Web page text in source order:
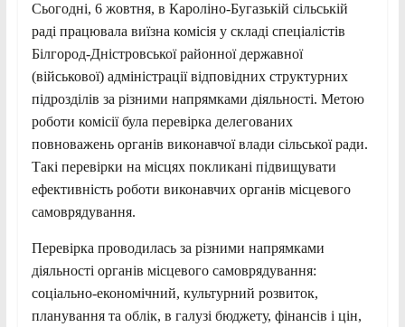
Сьогодні, 6 жовтня, в Кароліно-Бугазькій сільській
раді працювала виїзна комісія у складі спеціалістів
Білгород-Дністровської районної державної
(військової) адміністрації відповідних структурних
підрозділів за різними напрямками діяльності. Метою
роботи комісії була перевірка делегованих
повноважень органів виконавчої влади сільської ради.
Такі перевірки на місцях покликані підвищувати
ефективність роботи виконавчих органів місцевого
самоврядування.
Перевірка проводилась за різними напрямками
діяльності органів місцевого самоврядування:
соціально-економічний, культурний розвиток,
планування та облік, в галузі бюджету, фінансів і цін,